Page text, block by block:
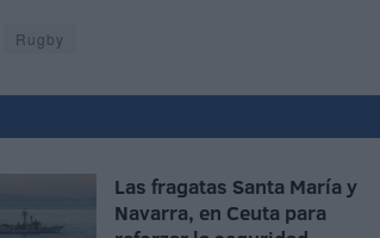
Rugby
Las fragatas Santa María y
Navarra, en Ceuta para